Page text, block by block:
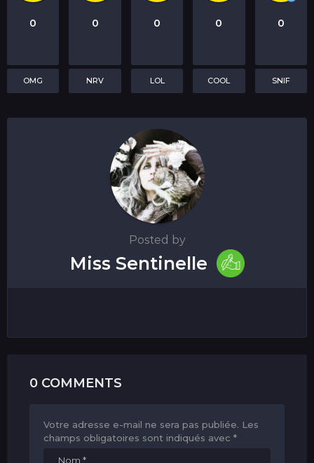
0
OMG
0
NRV
0
LOL
0
COOL
0
SNIF
Posted by
Miss Sentinelle
0 COMMENTS
Votre adresse e-mail ne sera pas publiée. Les
champs obligatoires sont indiqués avec *